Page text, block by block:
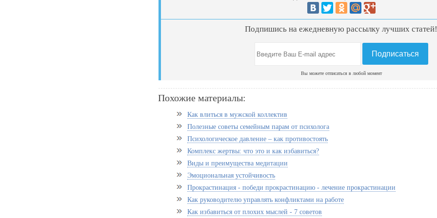
Подпишись на ежедневную рассылку лучших
Вы можете отписаться в любой момент
Похожие материалы:
Как влиться в мужской коллектив
Полезные советы семейным парам от психолога
Психологическое давление – как противостоять
Комплекс жертвы: что это и как избавиться?
Виды и преимущества медитации
Эмоциональная устойчивость
Прокрастинация - победи прокрастинацию - лечение прокрастинации
Как руководителю управлять конфликтами на работе
Как избавиться от плохих мыслей - 7 советов